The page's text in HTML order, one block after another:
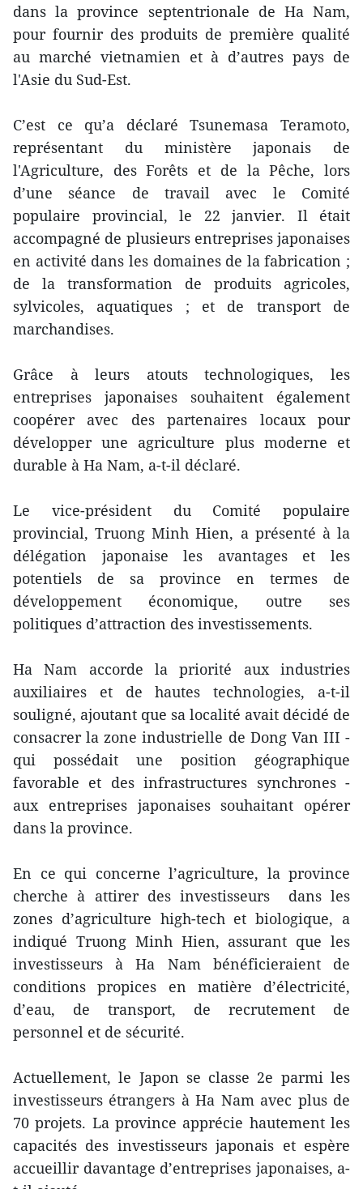
dans la province septentrionale de Ha Nam,
pour fournir des produits de première qualité
au marché vietnamien et à d’autres pays de
l'Asie du Sud-Est.
C’est ce qu’a déclaré Tsunemasa Teramoto,
représentant du ministère japonais de
l'Agriculture, des Forêts et de la Pêche, lors
d’une séance de travail avec le Comité
populaire provincial, le 22 janvier. Il était
accompagné de plusieurs entreprises japonaises
en activité dans les domaines de la fabrication ;
de la transformation de produits agricoles,
sylvicoles, aquatiques ; et de transport de
marchandises.
Grâce à leurs atouts technologiques, les
entreprises japonaises souhaitent également
coopérer avec des partenaires locaux pour
développer une agriculture plus moderne et
durable à Ha Nam, a-t-il déclaré.
Le vice-président du Comité populaire
provincial, Truong Minh Hien, a présenté à la
délégation japonaise les avantages et les
potentiels de sa province en termes de
développement économique, outre ses
politiques d’attraction des investissements.
Ha Nam accorde la priorité aux industries
auxiliaires et de hautes technologies, a-t-il
souligné, ajoutant que sa localité avait décidé de
consacrer la zone industrielle de Dong Van III -
qui possédait une position géographique
favorable et des infrastructures synchrones -
aux entreprises japonaises souhaitant opérer
dans la province.
En ce qui concerne l’agriculture, la province
cherche à attirer des investisseurs dans les
zones d’agriculture high-tech et biologique, a
indiqué Truong Minh Hien, assurant que les
investisseurs à Ha Nam bénéficieraient de
conditions propices en matière d’électricité,
d’eau, de transport, de recrutement de
personnel et de sécurité.
Actuellement, le Japon se classe 2e parmi les
investisseurs étrangers à Ha Nam avec plus de
70 projets. La province apprécie hautement les
capacités des investisseurs japonais et espère
accueillir davantage d’entreprises japonaises, a-